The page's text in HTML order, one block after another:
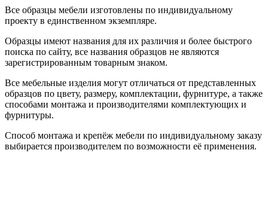
Все образцы мебели изготовлены по индивидуальному
проекту в единственном экземпляре.
Образцы имеют названия для их различия и более быстрого
поиска по сайту, все названия образцов не являются
зарегистрированным товарным знаком.
Все мебельные изделия могут отличаться от представленных
образцов по цвету, размеру, комплектации, фурнитуре, а также
способами монтажа и производителями комплектующих и
фурнитуры.
Способ монтажа и крепёж мебели по индивидуальному заказу
выбирается производителем по возможности её применения.